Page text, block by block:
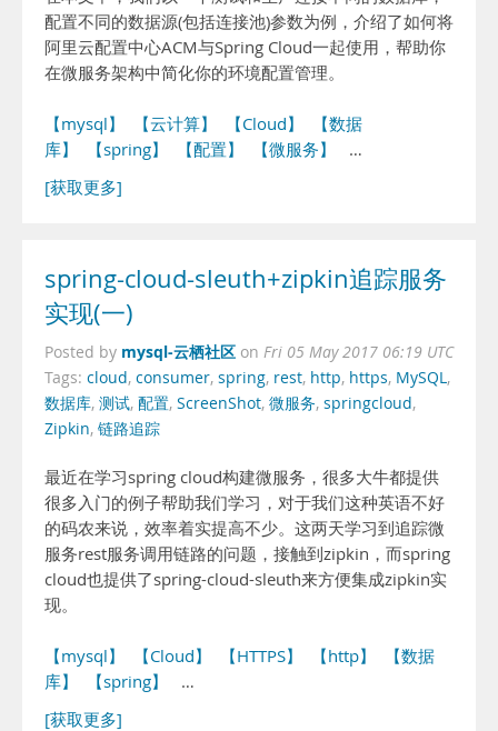
配置不同的数据源(包括连接池)参数为例，介绍了如何将
阿里云配置中心ACM与Spring Cloud一起使用，帮助你
在微服务架构中简化你的环境配置管理。
【mysql】 【云计算】 【Cloud】
【数据
库】
【spring】 【配置】 【微服务】
…
[获取更多]
spring-cloud-sleuth+zipkin追踪服务
实现(一)
Posted by mysql-云栖社区 on Fri 05 May 2017 06:19 UTC
Tags: cloud, consumer, spring, rest, http, https, MySQL,
数据库, 测试, 配置, ScreenShot, 微服务, springcloud,
Zipkin, 链路追踪
最近在学习spring cloud构建微服务，很多大牛都提供
很多入门的例子帮助我们学习，对于我们这种英语不好
的码农来说，效率着实提高不少。这两天学习到追踪微
服务rest服务调用链路的问题，接触到zipkin，而spring
cloud也提供了spring-cloud-sleuth来方便集成zipkin实
现。
【mysql】 【Cloud】 【HTTPS】 【http】
【数据
库】
【spring】
…
[获取更多]